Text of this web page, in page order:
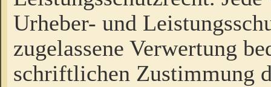
Urheber- und
zugelassene Verwertung
schriftlichen Zustimmung